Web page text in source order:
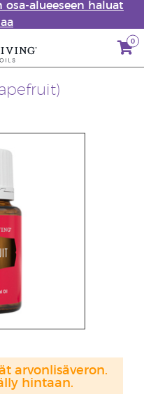
alueeseen haluat
0
arvonlisäveron.
hintaan.